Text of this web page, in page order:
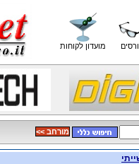
מועדון לקוחות
<< מורחב